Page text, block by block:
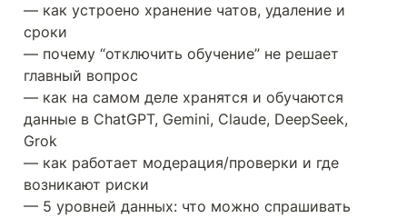
— как устроено хранение чатов, удаление и
сроки
— почему “отключить обучение” не решает
главный вопрос
— как на самом деле хранятся и обучаются
данные в ChatGPT, Gemini, Claude, DeepSeek,
Grok
— как работает модерация/проверки и где
возникают риски
— 5 уровней данных: что можно спрашивать